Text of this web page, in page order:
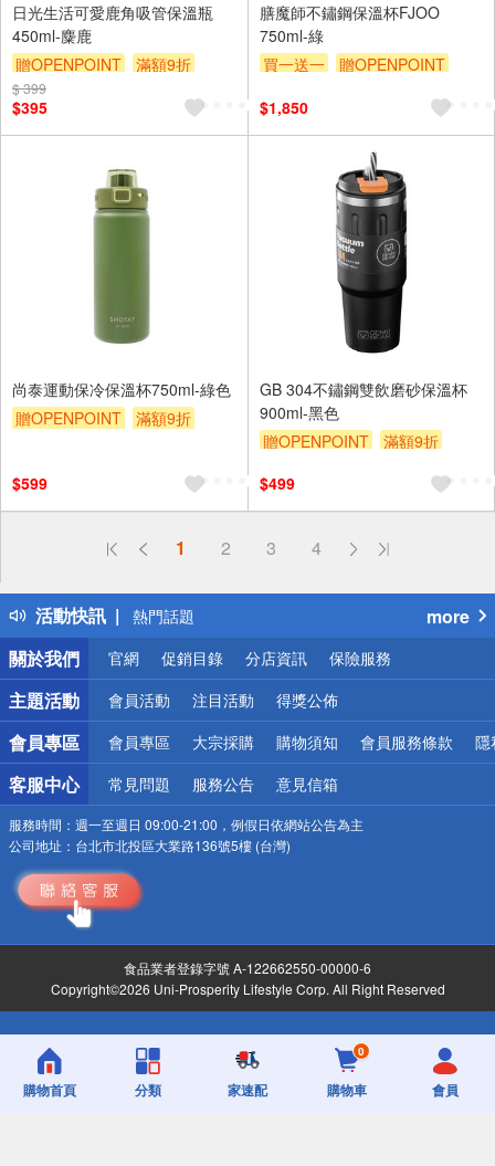
日光生活可愛鹿角吸管保溫瓶
450ml-麋鹿
贈OPENPOINT
滿額9折
贈$200
$ 399
$395
膳魔師不鏽鋼保溫杯FJOO
750ml-綠
買一送一
贈OPENPOINT
$1,850
尚泰運動保冷保溫杯750ml-綠色
贈OPENPOINT
滿額9折
$599
GB 304不鏽鋼雙飲磨砂保溫杯
900ml-黑色
贈OPENPOINT
滿額9折
$499
1 2 3 4
活動快訊
偏遠地區配送
得獎公告
熱門話題
銀行優惠
偏遠地區配送
詐騙網頁！請小心！
more
關於我們
官網 促銷目錄 分店資訊 保險服務
主題活動 會員活動 注目活動 得獎公佈
會員專區 會員專區 大宗採購 購物須知 會員服務條款 隱
客服中心 常見問題 服務公告 意見信箱
服務時間： 週一至週日 09:00-21:00，例假日依網站公告為主
公司地址： 台北市北投區大業路136號5樓 (台灣)
食品業者登錄字號 A-122662550-00000-6
Copyright©2026 Uni-Prosperity Lifestyle Corp. All Right Reserved
購物首頁 分類 家速配
0
購物車 會員